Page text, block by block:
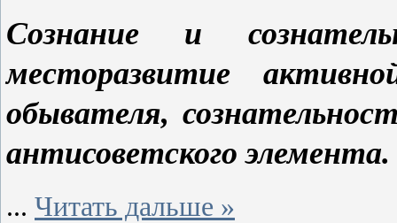
Сознание и
месторазвитие
обывателя,
антисоветского элемента.
... Читать дальше »